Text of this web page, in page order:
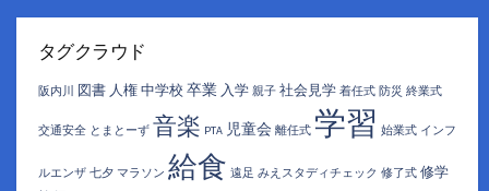
イ
タグクラウド
阪内川 図書 人権 中学校 卒業 入学 親子 社会見学 着任式 防災 終業式
交通安全 とまとーず 音楽 PTA 児童会 離任式 学習 始業式 インフ
ルエンザ 七夕 マラソン 給食 遠足 みえスタディチェック 修了式 修学